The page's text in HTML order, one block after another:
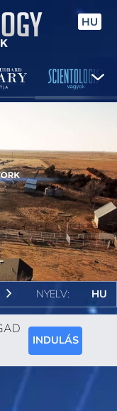
HU
NYELV: HU
INDULÁS